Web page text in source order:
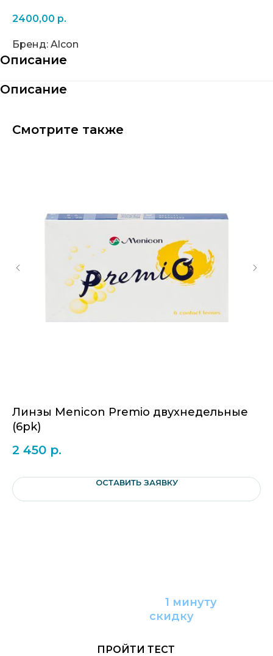
2400,00 р.
Бренд: Alcon
Описание
Описание
Смотрите также
Линзы Menicon Premio двухнедельные
(6pk)
2 450 р.
ОСТАВИТЬ ЗАЯВКУ
1 минуту
скидку
ПРОЙТИ ТЕСТ